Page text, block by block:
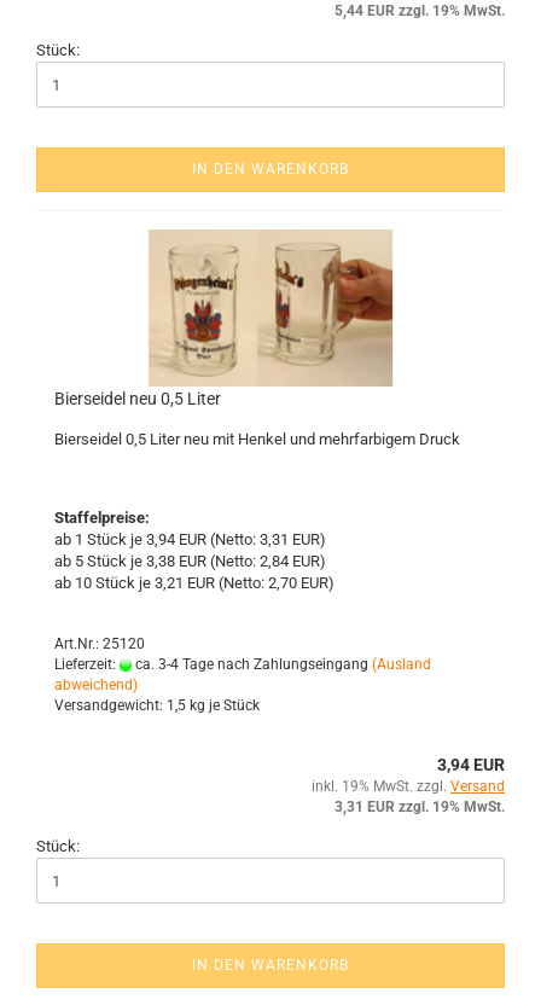
5,44 EUR zzgl. 19% MwSt.
Stück:
IN DEN WARENKORB
Bier­sei­del neu 0,5 Liter
Bier­sei­del 0,5 Liter neu mit Hen­kel und mehr­far­bi­gem Druck
Staffelpreise:
ab 1 Stück je 3,94 EUR (Netto: 3,31 EUR)
ab 5 Stück je 3,38 EUR (Netto: 2,84 EUR)
ab 10 Stück je 3,21 EUR (Netto: 2,70 EUR)
Art.Nr.: 25120
Lieferzeit:
ca. 3-4 Tage nach Zahlungseingang (Ausland
abweichend)
Versandgewicht: 1,5 kg je Stück
3,94 EUR
inkl. 19% MwSt. zzgl. Versand
3,31 EUR zzgl. 19% MwSt.
Stück:
IN DEN WARENKORB